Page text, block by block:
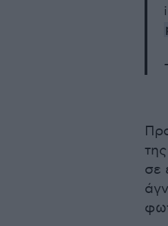
σε